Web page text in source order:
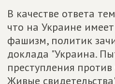
В качестве ответа
что на Украине
фашизм, политик
доклада "Украина.
преступления против
Живые